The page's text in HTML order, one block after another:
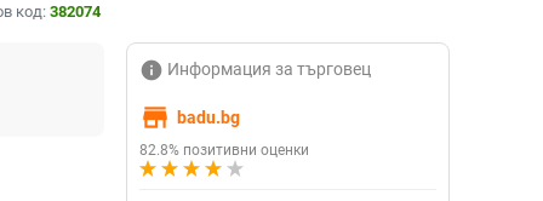
код: 382074
info Информация за търговец
store badu.bg
82.8% позитивни оценки